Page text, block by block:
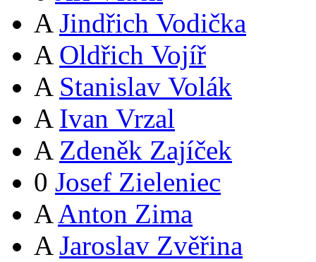
A Jindřich Vodička
A Oldřich Vojíř
A Stanislav Volák
A Ivan Vrzal
A Zdeněk Zajíček
0 Josef Zieleniec
A Anton Zima
A Jaroslav Zvěřina